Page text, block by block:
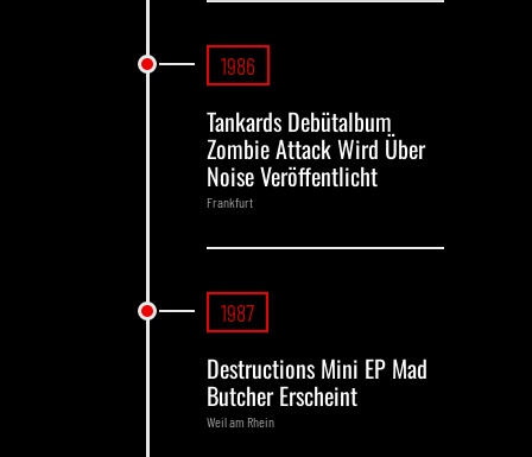
1986
Tankards Debütalbum
Zombie Attack Wird Über
Noise Veröffentlicht
Frankfurt
1987
Destructions Mini EP Mad
Butcher Erscheint
Weil am Rhein